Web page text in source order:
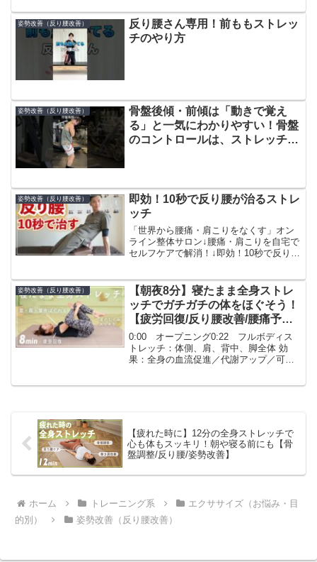
に1人身体の専門家がいたらいいな」そう
することで、自分...
姿勢改善（反り腰改善）
反り腰さん専用！前ももストレッ
チのやり方
姿勢改善（反り腰改善）
骨盤後傾・前傾は「動きで覚え
る」と一気にわかりやすい！骨盤
のコントロールは、ストレッチや
ります。
姿勢改善（反り腰改善）
即効！10秒で反り腰が治るストレ
ッチ
「世界から腰痛・肩こりをなくす」オン
ライン整体サロン↓腰痛・肩こりを自宅で
セルフケアで解消！↓即効！10秒で反り腰
て、そろそろあなたも「本気で治した
い」と思いませんか...
姿勢改善（反り腰改善）
【朝夜8分】寝たまま全身ストレ
ッチでガチガチの体をほぐそう！
【疲労回復/反り腰改善/腰痛予
防】
0:00 オープニング0:22 フルボディス
トレッチ：体側、肩、背中、脚全体 効
果：全身の血流促進／代謝アップ／可動
【疲れた時に】12分の全身ストレッチで
心も体もスッキリ！朝や寝る前にも【骨
盤調整/反り腰/姿勢改善】
ホーム トレーニング系
エクササイズ（お悩み・目
的別）
姿勢改善（反り腰改善）